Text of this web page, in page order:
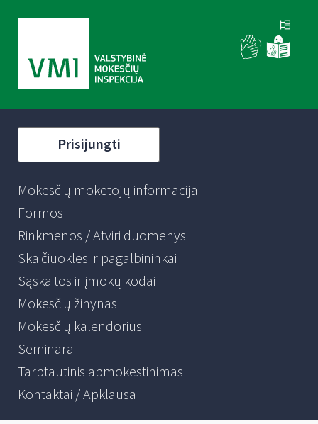
Prisijungti
Mokesčių mokėtojų informacija
Formos
Rinkmenos / Atviri duomenys
Skaičiuoklės ir pagalbininkai
Sąskaitos ir įmokų kodai
Mokesčių žinynas
Mokesčių kalendorius
Seminarai
Tarptautinis apmokestinimas
Kontaktai / Apklausa